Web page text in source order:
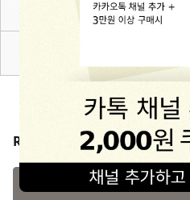
관련 법 및 소비자 분
해피프린스/1668-